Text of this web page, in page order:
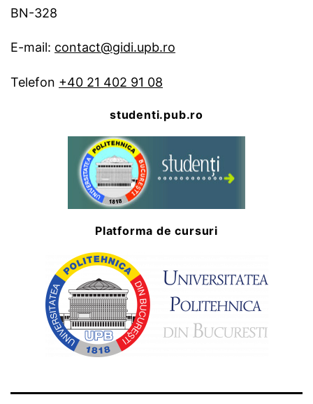
BN-328
E-mail: contact@gidi.upb.ro
Telefon +40 21 402 91 08
studenti.pub.ro
Platforma de cursuri